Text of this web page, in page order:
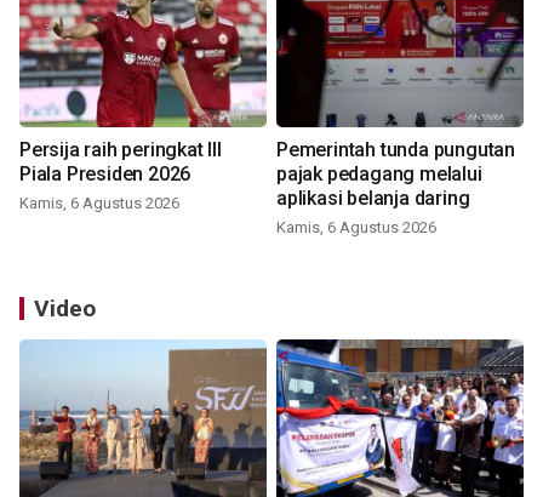
Persija raih peringkat III
Piala Presiden 2026
Kamis, 6 Agustus 2026
Pemerintah tunda pungutan
pajak pedagang melalui
aplikasi belanja daring
Kamis, 6 Agustus 2026
Video